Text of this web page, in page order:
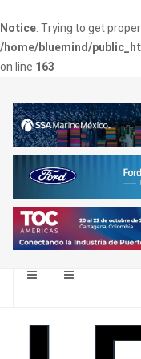
Notice: Trying to get
/home/bluemind/
on line 163